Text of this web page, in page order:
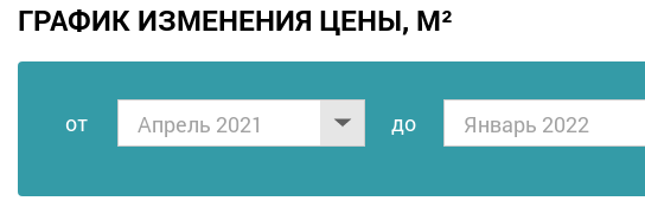
ГРАФИК ИЗМЕНЕНИЯ ЦЕНЫ, М²
от Апрель 2021 дo Январь 2022